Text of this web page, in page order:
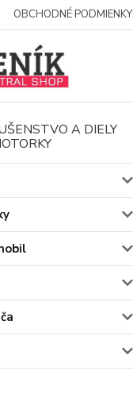
OBCHODNÉ PODMIENKY
A DIELY